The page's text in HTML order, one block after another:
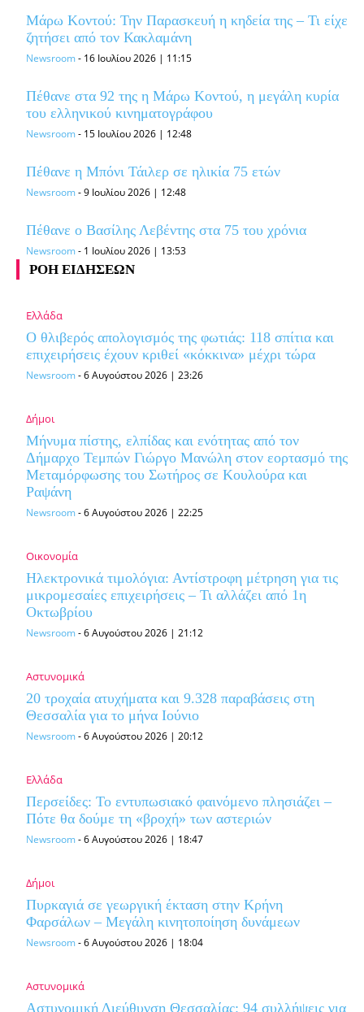
Μάρω Κοντού: Την Παρασκευή η κηδεία της – Τι είχε
ζητήσει από τον Κακλαμάνη
Newsroom- 16 Ιουλίου 2026 | 11:15
Πέθανε στα 92 της η Μάρω Κοντού, η μεγάλη κυρία
του ελληνικού κινηματογράφου
Newsroom- 15 Ιουλίου 2026 | 12:48
Πέθανε η Μπόνι Τάιλερ σε ηλικία 75 ετών
Newsroom-9 Ιουλίου 2026 | 12:48
Πέθανε ο Βασίλης Λεβέντης στα 75 του χρόνια
Newsroom- 1 Ιουλίου 2026 | 13:53
ΡΟΗ ΕΙΔΗΣΕΩΝ
Ελλάδα
Ο θλιβερός απολογισμός της φωτιάς: 118 σπίτια και
επιχειρήσεις έχουν κριθεί «κόκκινα» μέχρι τώρα
Newsroom-6 Αυγούστου 2026 | 23:26
Δήμοι
Μήνυμα πίστης, ελπίδας και ενότητας από τον
Δήμαρχο Τεμπών Γιώργο Μανώλη στον εορτασμό της
Μεταμόρφωσης του Σωτήρος σε Κουλούρα και
Ραψάνη
Newsroom-6 Αυγούστου 2026 | 22:25
Οικονομία
Ηλεκτρονικά τιμολόγια: Αντίστροφη μέτρηση για τις
μικρομεσαίες επιχειρήσεις – Τι αλλάζει από 1η
Οκτωβρίου
Newsroom-6 Αυγούστου 2026 | 21:12
Αστυνομικά
20 τροχαία ατυχήματα και 9.328 παραβάσεις στη
Θεσσαλία για το μήνα Ιούνιο
Newsroom-6 Αυγούστου 2026 | 20:12
Ελλάδα
Περσείδες: Το εντυπωσιακό φαινόμενο πλησιάζει –
Πότε θα δούμε τη «βροχή» των αστεριών
Newsroom-6 Αυγούστου 2026 | 18:47
Δήμοι
Πυρκαγιά σε γεωργική έκταση στην Κρήνη
Φαρσάλων – Μεγάλη κινητοποίηση δυνάμεων
Newsroom-6 Αυγούστου 2026 | 18:04
Αστυνομικά
Αστυνομική Διεύθυνση Θεσσαλίας: 94 συλλήψεις για